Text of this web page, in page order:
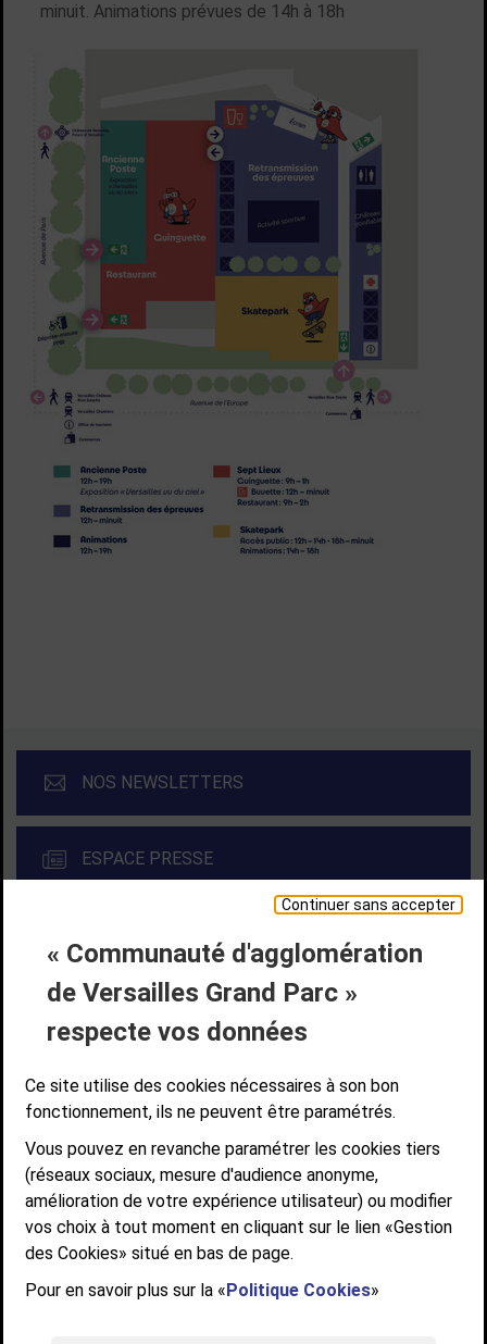
Continuer sans accepter
« Communauté d'agglomération
de Versailles Grand Parc »
respecte vos données
Ce site utilise des cookies nécessaires à son bon
fonctionnement, ils ne peuvent être paramétrés.
Vous pouvez en revanche paramétrer les cookies tiers
(réseaux sociaux, mesure d'audience anonyme,
amélioration de votre expérience utilisateur) ou modifier
vos choix à tout moment en cliquant sur le lien «Gestion
des Cookies» situé en bas de page.
Pour en savoir plus sur la «Politique Cookies»
minuit. Animations prévues de 14h à 18h
NOS NEWSLETTERS
ESPACE PRESSE
Liens bas de page
CONTACT MENTIONS LÉGALES
PLAN DE SITE
ACCESSIBILITÉ NUMÉRIQUE
GESTION DES COOKIES
Suivez-nous
SUIVEZ-NOUS SUR
Communauté d'agglomération de Versailles
Grand Parc
6, AVENUE DE PARIS - CS 10922 - 78009 VERSAILLES CEDEX
STANDARD : 01 39 66 30 00 - OUVERT DU LUNDI AU VENDREDI DE 9H À